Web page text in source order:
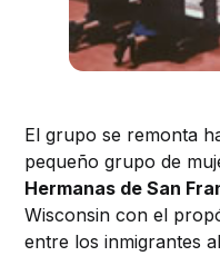
El grupo se remonta
pequeño grupo de
Hermanas de San
Wisconsin con el
entre los inmigrantes